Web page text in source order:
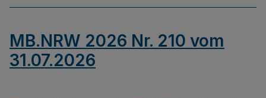
MB.NRW 2026 Nr. 210 vom
31.07.2026